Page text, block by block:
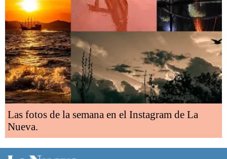
Las fotos de la semana en el Instagram de La
Nueva.